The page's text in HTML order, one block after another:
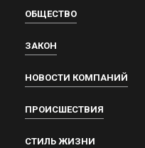
ОБЩЕСТВО
ЗАКОН
НОВОСТИ КОМПАНИЙ
ПРОИСШЕСТВИЯ
СТИЛЬ ЖИЗНИ